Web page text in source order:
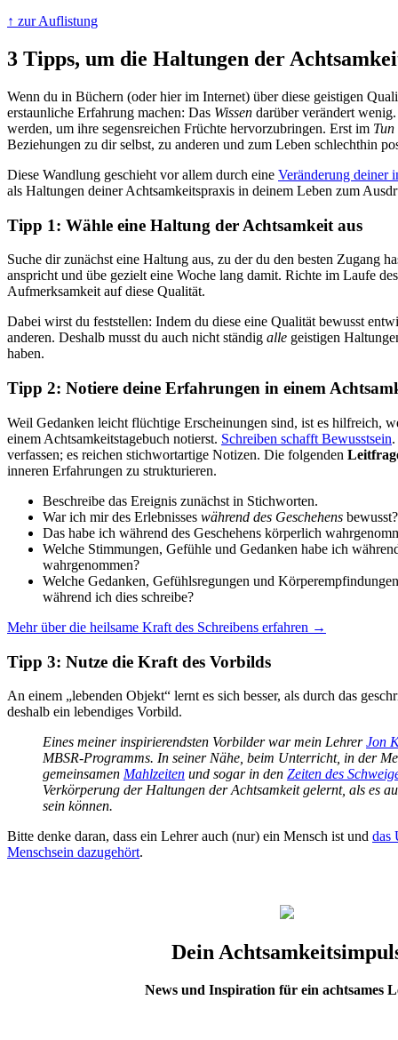
↑ zur Auflistung
3 Tipps, um die Haltungen der
Wenn du in Büchern (oder hier im Internet) über diese geistigen
erstaunliche Erfahrung machen: Das Wissen darüber verändert
werden, um ihre segensreichen Früchte hervorzubringen. Erst im Tun
Beziehungen zu dir selbst, zu anderen und zum Leben schlechthin
Diese Wandlung geschieht vor allem durch eine Veränderung deiner
als Haltungen deiner Achtsamkeitspraxis in deinem Leben zum
Tipp 1: Wähle eine Haltung der Achtsamkeit aus
Suche dir zunächst eine Haltung aus, zu der du den besten Zugang
anspricht und übe gezielt eine Woche lang damit. Richte im Laufe
Aufmerksamkeit auf diese Qualität.
Dabei wirst du feststellen: Indem du diese eine Qualität bewusst
anderen. Deshalb musst du auch nicht ständig alle geistigen
haben.
Tipp 2: Notiere deine Erfahrungen in einem
Weil Gedanken leicht flüchtige Erscheinungen sind, ist es hilfreich,
einem Achtsamkeitstagebuch notierst. Schreiben schafft Bewusstsein
verfassen; es reichen stichwortartige Notizen. Die folgenden
inneren Erfahrungen zu strukturieren.
Beschreibe das Ereignis zunächst in Stichworten.
War ich mir des Erlebnisses während des Geschehens bewusst?
Das habe ich während des Geschehens körperlich
Welche Stimmungen, Gefühle und Gedanken habe ich
wahrgenommen?
Welche Gedanken, Gefühlsregungen und
während ich dies schreibe?
Mehr über die heilsame Kraft des Schreibens erfahren →
Tipp 3: Nutze die Kraft des Vorbilds
An einem „lebenden Objekt“ lernt es sich besser, als durch das
deshalb ein lebendiges Vorbild.
Eines meiner inspirierendsten Vorbilder war mein LehrerJon
MBSR-Programms. In seiner Nähe, beim Unterricht, in der
gemeinsamen Mahlzeiten und sogar in den Zeiten des
Verkörperung der Haltungen der Achtsamkeit gelernt, als es
sein können.
Bitte denke daran, dass ein Lehrer auch (nur) ein Mensch ist und das
Menschsein dazugehört.
Dein
News und Inspiration für ein achtsames